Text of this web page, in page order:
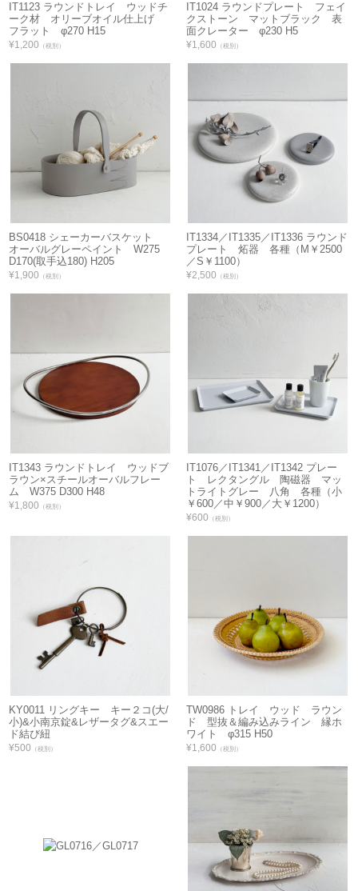
IT1123 ラウンドトレイ ウッドチ
ーク材 オリーブオイル仕上げ
フラット φ270 H15
¥1,200 （税別）
IT1024 ラウンドプレート フェイ
クストーン マットブラック 表
面クレーター φ230 H5
¥1,600 （税別）
BS0418 シェーカーバスケット
オーバルグレーペイント W275
D170(取手込180) H205
¥1,900 （税別）
IT1334／IT1335／IT1336 ラウンド
プレート 炻器 各種（M￥2500
／S￥1100）
¥2,500 （税別）
IT1343 ラウンドトレイ ウッドブ
ラウン×スチールオーバルフレー
ム W375 D300 H48
¥1,800 （税別）
IT1076／IT1341／IT1342 プレー
ト レクタングル 陶磁器 マッ
トライトグレー 八角 各種（小
￥600／中￥900／大￥1200）
¥600 （税別）
KY0011 リングキー キー２コ(大/
小)&小南京錠&レザータグ&スエー
ド結び紐
¥500 （税別）
TW0986 トレイ ウッド ラウン
ド 型抜＆編み込みライン 縁ホ
ワイト φ315 H50
¥1,600 （税別）